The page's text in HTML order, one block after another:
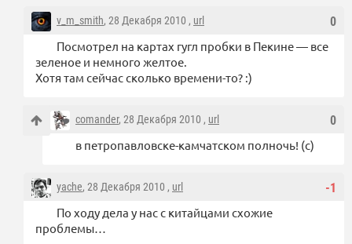
0
v_m_smith, 28 Декабря 2010 , url
Посмотрел на картах гугл пробки в Пекине — все
зеленое и немного желтое.
Хотя там сейчас сколько времени-то? :)
0
comander, 28 Декабря 2010 , url
в петропавловске-камчатском полночь! (с)
-1
yache, 28 Декабря 2010 , url
По ходу дела у нас с китайцами схожие
проблемы…